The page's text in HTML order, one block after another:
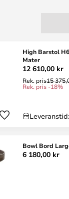
High Barstol
Mater
12 610,00 kr
Rek. pris15
Rek. pris -18%
Bowl Bord
6 180,00 kr